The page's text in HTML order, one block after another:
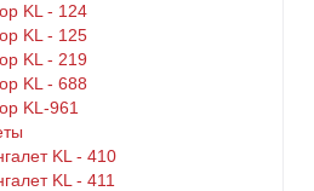
KL - 124
KL - 125
KL - 219
KL - 688
KL-961
KL - 410
KL - 411